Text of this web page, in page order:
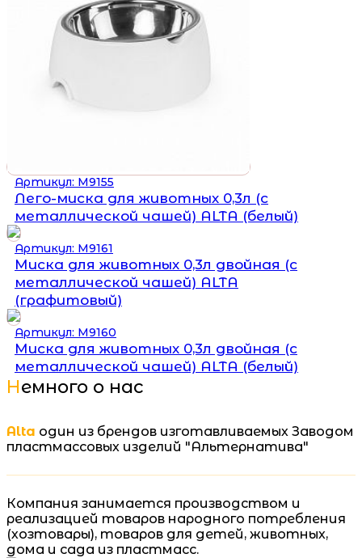
Артикул: М9155
Лего-миска для животных 0,3л (с
металлической чашей) ALTA (белый)
Артикул: М9161
Миска для животных 0,3л двойная (с
металлической чашей) ALTA
(графитовый)
Артикул: М9160
Миска для животных 0,3л двойная (с
металлической чашей) ALTA (белый)
Немного о нас
Alta один из брендов изготавливаемых Заводом
пластмассовых изделий "Альтернатива"
Компания занимается производством и
реализацией товаров народного потребления
(хозтовары), товаров для детей, животных,
дома и сада из пластмасс.